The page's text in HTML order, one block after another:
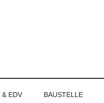
& EDV BAUSTELLE